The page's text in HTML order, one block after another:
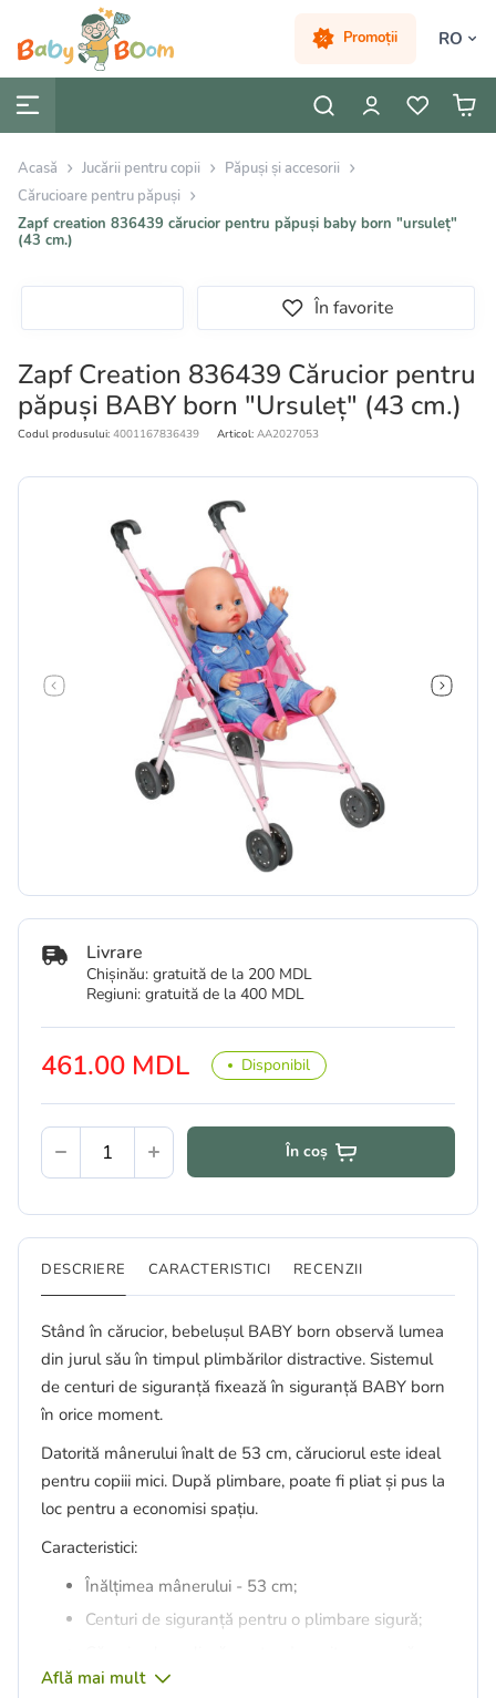
Promoții RO
Acasă Jucării pentru copii
Păpuși și accesorii
Cărucioare pentru păpuși
Zapf creation 836439 cărucior pentru păpuși baby born "ursuleț"
(43 cm.)
În favorite
Zapf Creation 836439 Cărucior pentru
păpuși BABY born "Ursuleț" (43 cm.)
Codul produsului: 4001167836439 Articol: AA2027053
461.00 MDL Disponibil
Livrare
Chișinău: gratuită de la 200 MDL
Regiuni: gratuită de la 400 MDL
În coș
DESCRIERE CARACTERISTICI RECENZII
Stând în cărucior, bebelușul BABY born observă lumea
din jurul său în timpul plimbărilor distractive. Sistemul
de centuri de siguranță fixează în siguranță BABY born
în orice moment.
Datorită mânerului înalt de 53 cm, căruciorul este ideal
pentru copiii mici. După plimbare, poate fi pliat și pus la
loc pentru a economisi spațiu.
Caracteristici:
Înălțimea mânerului - 53 cm;
Centuri de siguranță pentru o plimbare sigură;
Potrivit pentru păpuși BABYborn cu înălțimea de
Află mai mult